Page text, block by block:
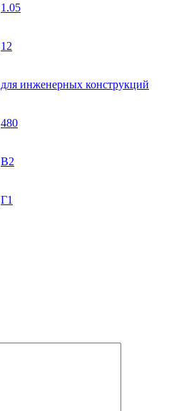
1.05
12
для инженерных конструкций
480
В2
Г1